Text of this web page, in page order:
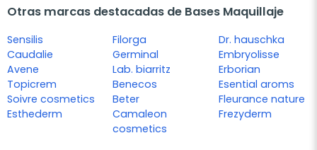
Otras marcas destacadas de Bases Maquillaje
Sensilis
Caudalie
Avene
Topicrem
Soivre cosmetics
Esthederm
Filorga
Germinal
Lab. biarritz
Benecos
Beter
Camaleon
cosmetics
Dr. hauschka
Embryolisse
Erborian
Esential aroms
Fleurance nature
Frezyderm